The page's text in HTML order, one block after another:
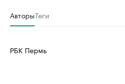
АвторыТеги
РБК Пермь